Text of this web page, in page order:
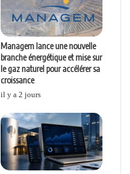
Managem lance une nouvelle
branche énergétique et mise sur
le gaz naturel pour accélérer sa
croissance
il y a 2 jours